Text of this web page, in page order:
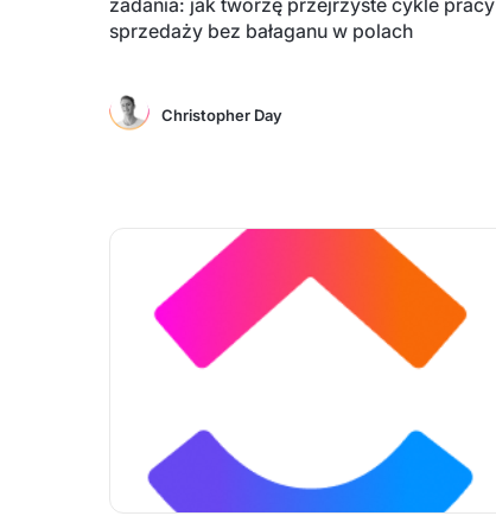
zadania: jak tworzę przejrzyste cykle pracy
sprzedaży bez bałaganu w polach
Christopher Day